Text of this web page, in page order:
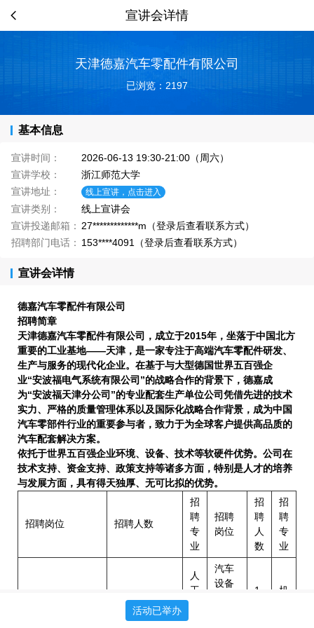
宣讲会详情
天津德嘉汽车零配件有限公司
已浏览：2197
基本信息
宣讲时间：
2026-06-13 19:30-21:00（周六）
宣讲学校：
浙江师范大学
宣讲地址：
线上宣讲，点击进入
宣讲类别：
线上宣讲会
宣讲投递邮箱： 27*************m（登录后查看联系方式）
招聘部门电话： 153****4091（登录后查看联系方式）
宣讲会详情
德嘉汽车零配件有限公司
招聘简章
天津德嘉汽车零配件有限公司， 成立于2015年，坐落于中国北方
重要的工业基地——天津，是一家专注于高端汽车零配件研发、
生产与服务的现代化企业。在基于与大型德国世界五百强企
业“安波福电气系统有限公司”的战略合作的背景下，德嘉成
为“安波福天津分公司”的专业配套生产单位公司凭借先进的技术
实力、严格的质量管理体系以及国际化战略合作背景，成为中国
汽车零部件行业的重要参与者，致力于为全球客户提供高品质的
汽车配套解决方案。
依托于世界五百强企业环境、设备、技术等软硬件优势。公司在
技术支持、‌资金支持、‌政策支持等诸多方面，特别是人才的培养
与发展方面，具有得天独厚、 无可比拟的优势。
招聘岗位 招聘人数
招
聘
专
业
招聘
岗位
招
聘
人
数
招
聘
专
业
人
工
汽车
设备
1
机
活动已举办